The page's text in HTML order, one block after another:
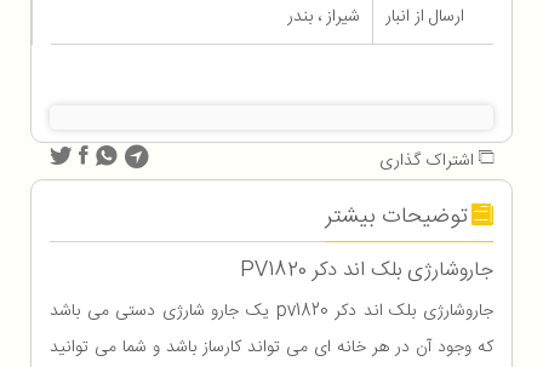
ارسال از انبار
شیراز ، بندر
اشتراک گذاری
توضیحات بیشتر
جاروشارژی بلک اند دکر PV1820
جاروشارژی بلک اند دکر pv1820 یک جارو شارژی دستی می باشد
که وجود آن در هر خانه ای می تواند کارساز باشد و شما می توانید